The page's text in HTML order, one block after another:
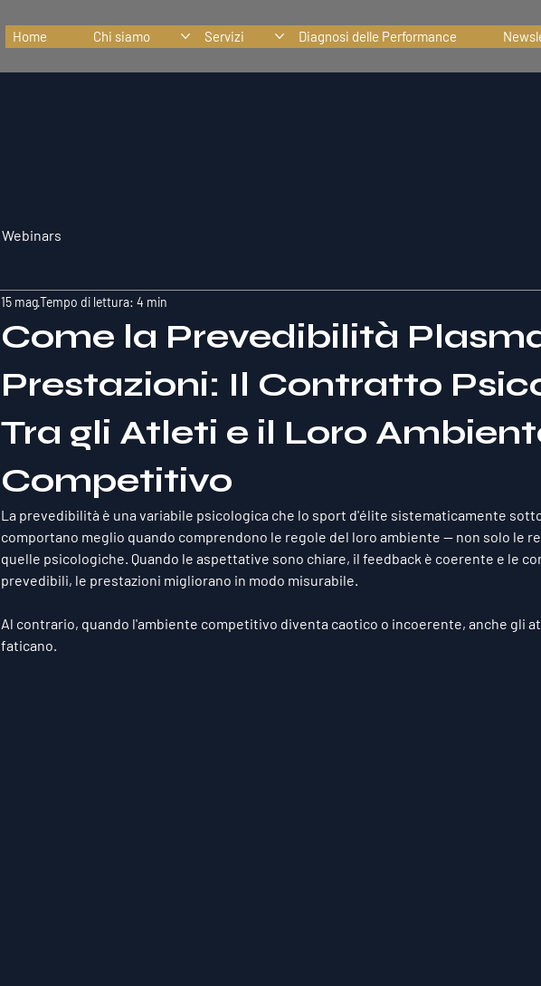
Home Chi siamo Servizi Diagnosi delle Performance
Webinars
Come la Prevedibilità
Prestazioni: Il Contratto
Tra gli Atleti e il Loro
Competitivo
15 magTempo di lettura: 4 min
La prevedibilità è una variabile psicologica che lo sport d'élite sistematicamente
comportano meglio quando comprendono le regole del loro ambiente — non solo le
quelle psicologiche. Quando le aspettative sono chiare, il feedback è coerente e le
prevedibili, le prestazioni migliorano in modo misurabile.
Al contrario, quando l'ambiente competitivo diventa caotico o incoerente, anche gli
faticano.